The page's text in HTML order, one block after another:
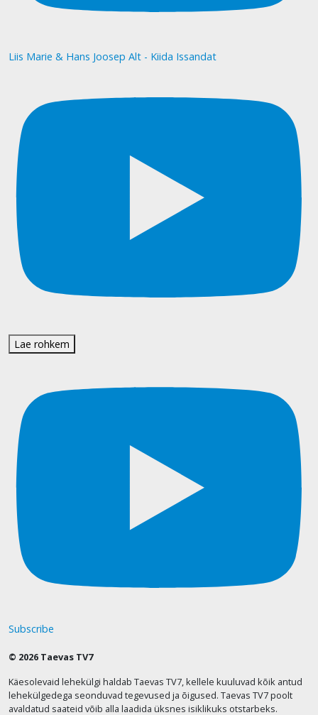
Liis Marie & Hans Joosep Alt - Kiida Issandat
Lae rohkem
Subscribe
© 2026 Taevas TV7
Käesolevaid lehekülgi haldab Taevas TV7, kellele kuuluvad kõik antud
lehekülgedega seonduvad tegevused ja õigused. Taevas TV7 poolt
avaldatud saateid võib alla laadida üksnes isiklikuks otstarbeks.